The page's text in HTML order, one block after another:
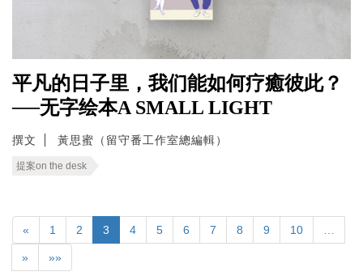
平凡的日子里，我们能如何疗癒彼此？
──无字绘本A SMALL LIGHT
撰文 黃思蜜（留守番工作室總編輯）
提案on the desk
« 1 2 3 4 5 6 7 8 9 10
» »»